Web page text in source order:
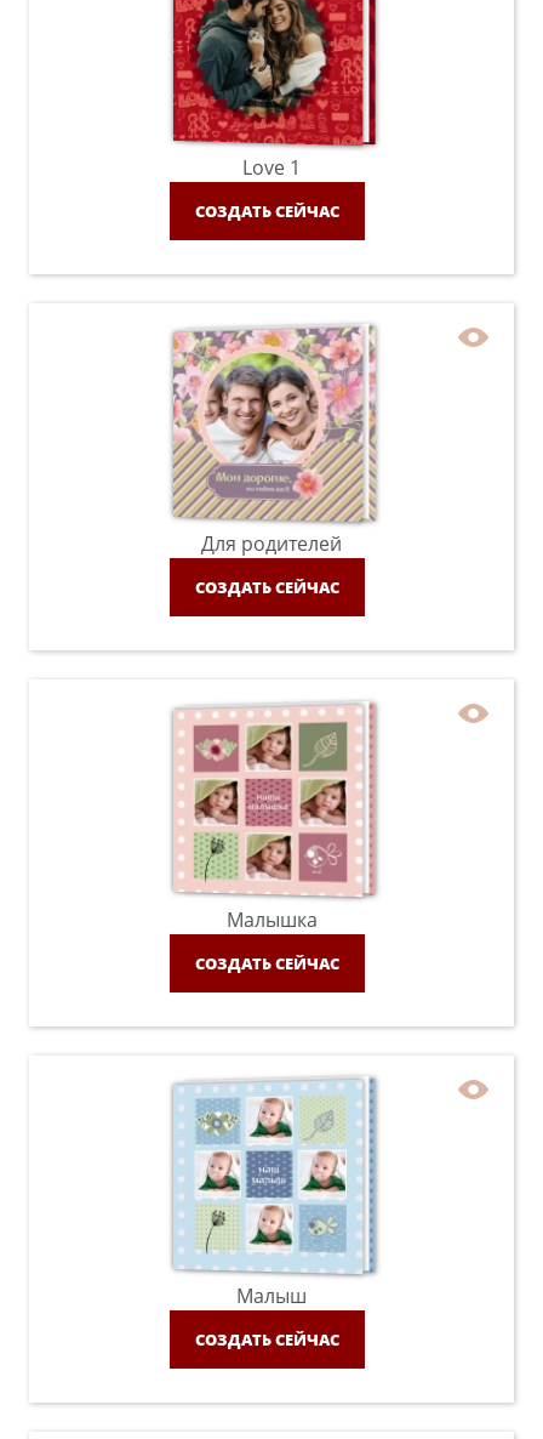
Love 1
СОЗДАТЬ СЕЙЧАС
Для родителей
СОЗДАТЬ СЕЙЧАС
Малышка
СОЗДАТЬ СЕЙЧАС
Малыш
СОЗДАТЬ СЕЙЧАС